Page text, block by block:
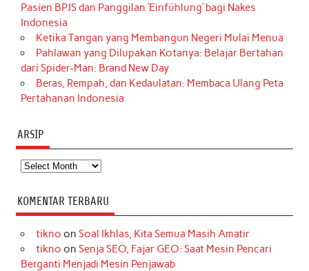
Pasien BPJS dan Panggilan ‘Einfühlung’ bagi Nakes
Indonesia
Ketika Tangan yang Membangun Negeri Mulai Menua
Pahlawan yang Dilupakan Kotanya: Belajar Bertahan
dari Spider-Man: Brand New Day
Beras, Rempah, dan Kedaulatan: Membaca Ulang Peta
Pertahanan Indonesia
ARSIP
Arsip
KOMENTAR TERBARU
tikno on Soal Ikhlas, Kita Semua Masih Amatir
tikno on Senja SEO, Fajar GEO: Saat Mesin Pencari
Berganti Menjadi Mesin Penjawab